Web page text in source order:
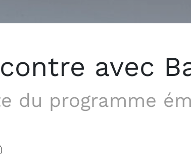
avec
du programme